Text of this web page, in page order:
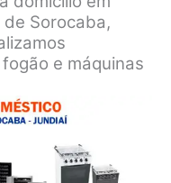
Sorocaba,
e máquinas